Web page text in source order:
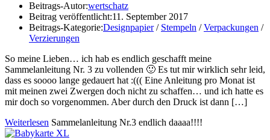
Beitrags-Autor:wertschatz
Beitrag veröffentlicht:11. September 2017
Beitrags-Kategorie:Designpapier / Stempeln / Verpackungen /
Verzierungen
So meine Lieben… ich hab es endlich geschafft meine
Sammelanleitung Nr. 3 zu vollenden 🙂 Es tut mir wirklich sehr leid,
dass es soooo lange gedauert hat :((( Eine Anleitung pro Monat ist
mit meinen zwei Zwergen doch nicht zu schaffen… und ich hatte es
mir doch so vorgenommen. Aber durch den Druck ist dann […]
Weiterlesen Sammelanleitung Nr.3 endlich daaaa!!!!